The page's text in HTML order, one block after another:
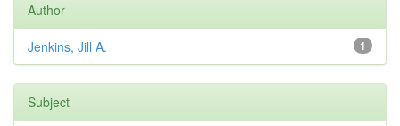
Author
1
Jenkins, Jill A.
Subject